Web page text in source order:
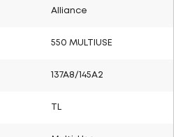
Alliance
550 MULTIUSE
137A8/145A2